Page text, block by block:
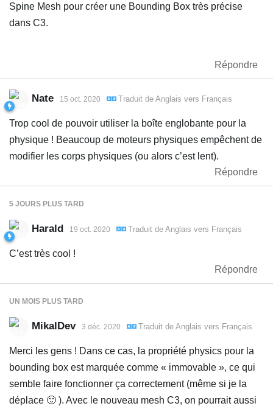
Spine Mesh pour créer une Bounding Box très précise
dans C3.
Répondre
Nate 15 oct. 2020 Traduit de Anglais vers Français
Trop cool de pouvoir utiliser la boîte englobante pour la
physique ! Beaucoup de moteurs physiques empêchent de
modifier les corps physiques (ou alors c’est lent).
Répondre
5 JOURS PLUS TARD
Harald 19 oct. 2020 Traduit de Anglais vers Français
C’est très cool !
Répondre
UN MOIS PLUS TARD
MikalDev 3 déc. 2020 Traduit de Anglais vers Français
Merci les gens ! Dans ce cas, la propriété physics pour la
bounding box est marquée comme « immovable », ce qui
semble faire fonctionner ça correctement (même si je la
déplace 🙂 ). Avec le nouveau mesh C3, on pourrait aussi